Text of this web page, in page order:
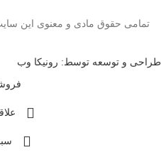
تمامی حقوق مادی و معنوی این
طراحی و توسعه توسط: رونیکا وب